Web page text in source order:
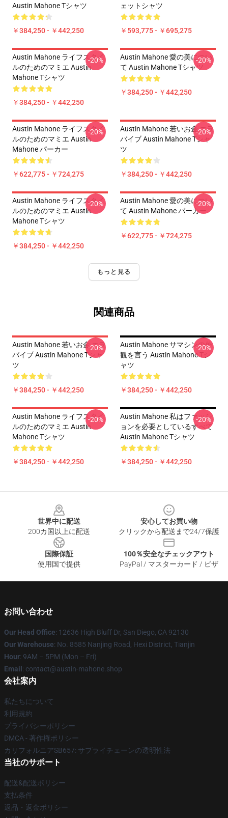
Austin Mahone Tシャツ
￥384,250 - ￥442,250
ェットシャツ
￥593,775 - ￥695,275
Austin Mahone ライフスタイ
ルのためのマミエ Austin
Mahone Tシャツ
￥384,250 - ￥442,250
-20%
Austin Mahone 愛の美につい
て Austin Mahone Tシャツ
￥384,250 - ￥442,250
-20%
Austin Mahone ライフスタイ
ルのためのマミエ Austin
Mahone パーカー
￥622,775 - ￥724,275
-20%
Austin Mahone 若いお金 エラ
バイブ Austin Mahone Tシャ
ツ
￥384,250 - ￥442,250
-20%
Austin Mahone ライフスタイ
ルのためのマミエ Austin
Mahone Tシャツ
￥384,250 - ￥442,250
-20%
Austin Mahone 愛の美につい
て Austin Mahone パーカー
￥622,775 - ￥724,275
-20%
もっと見る
関連商品
Austin Mahone 若いお金 エラ
バイブ Austin Mahone Tシャ
ツ
￥384,250 - ￥442,250
-20%
Austin Mahone サマシンの外
観を言う Austin Mahone Tシ
ャツ
￥384,250 - ￥442,250
-20%
Austin Mahone ライフスタイ
ルのためのマミエ Austin
Mahone Tシャツ
￥384,250 - ￥442,250
-20%
Austin Mahone 私はファッシ
ョンを必要としているすべて
Austin Mahone Tシャツ
￥384,250 - ￥442,250
-20%
世界中に配送
200カ国以上に配送
安心してお買い物
クリックから配送まで24/7保護
国際保証
使用国で提供
100％安全なチェックアウト
PayPal / マスターカード / ビザ
お問い合わせ
Our Head Office: 12636 High Bluff Dr, San Diego, CA 92130
Our Warehouse: No. 8585 Nanjing Road, Hexi District, Tianjin
Hour: 9AM – 5PM (Mon – Fri)
Email : contact@austin-mahone.shop
会社案内
私たちについて
利用規約
プライバシーポリシー
DMCA - 著作権ポリシー
カリフォルニアSB657: サプライチェーンの透明性法
当社のサポート
配送&配送ポリシー
支払条件
返品・返金ポリシー